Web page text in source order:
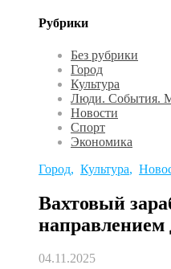
Рубрики
Без рубрики
Город
Культура
Люди. События.
Новости
Спорт
Экономика
Город, Культура,
Вахтовый
направлением
04.11.2025